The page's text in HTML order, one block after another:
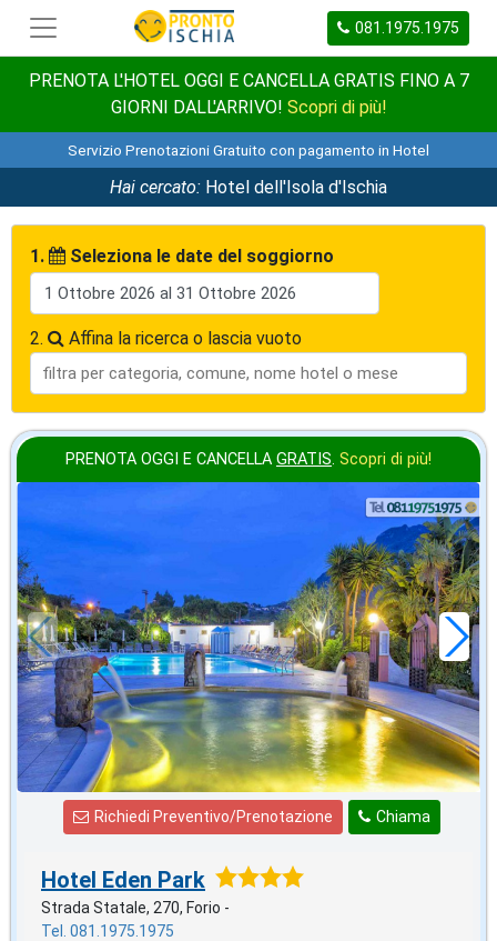
081.1975.1975
PRENOTA L'HOTEL OGGI E CANCELLA GRATIS FINO A 7
GIORNI DALL'ARRIVO! Scopri di più!
Servizio Prenotazioni Gratuito con pagamento in Hotel
Hai cercato: Hotel dell'Isola d'Ischia
1. Seleziona le date del soggiorno
2. Affina la ricerca o lascia vuoto
PRENOTA OGGI E CANCELLA GRATIS. Scopri di più!
in offerta da
€57,00
a notte
Chiama
Richiedi Preventivo/Prenotazione
Hotel Eden Park
Strada Statale, 270, Forio -
Tel. 081.1975.1975